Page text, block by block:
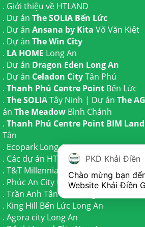
. Giới thiệu về HTLAND
. Dự án The SOLIA Bến Lức
. Dự án Ansana by Kita Võ Văn Kiệt
. Dự án The Win City
. LA HOME Long An
. Dự án Dragon Eden Long An
. Dự án Celadon CityTân Phú
. Thanh Phú Centre Point Bến Lức
. The SOLIATây Ninh | Dự án The
án The Meadow Bình Chánh
. Thanh Phú Centre Point BIM Land
Tân
. Ecopark Long An
. Các dự án HTLAND
. T&T Millennia CityCần Giuộc
. Phúc An CityĐức Hoà
. Trần Anh Tân Phú
. King Hill Bến Lức Long An
. Agora city Long An
PKD Khải Điền
Chào mừng bạn
Website Khải Điền